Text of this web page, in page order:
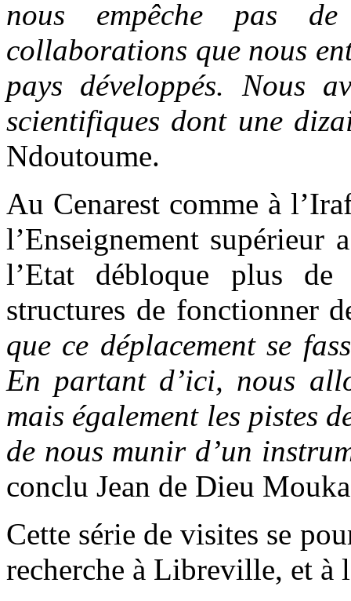
nous empêche pas
collaborations que nous
pays développés. Nous
scientifiques dont une
Ndoutoume.
Au Cenarest comme à
l’Enseignement supérieur
l’Etat débloque plus
structures de fonctionner
que ce déplacement se
En partant d’ici, nous
mais également les pistes
de nous munir d’un
conclu Jean de Dieu
Cette série de visites se
recherche à Libreville, et à